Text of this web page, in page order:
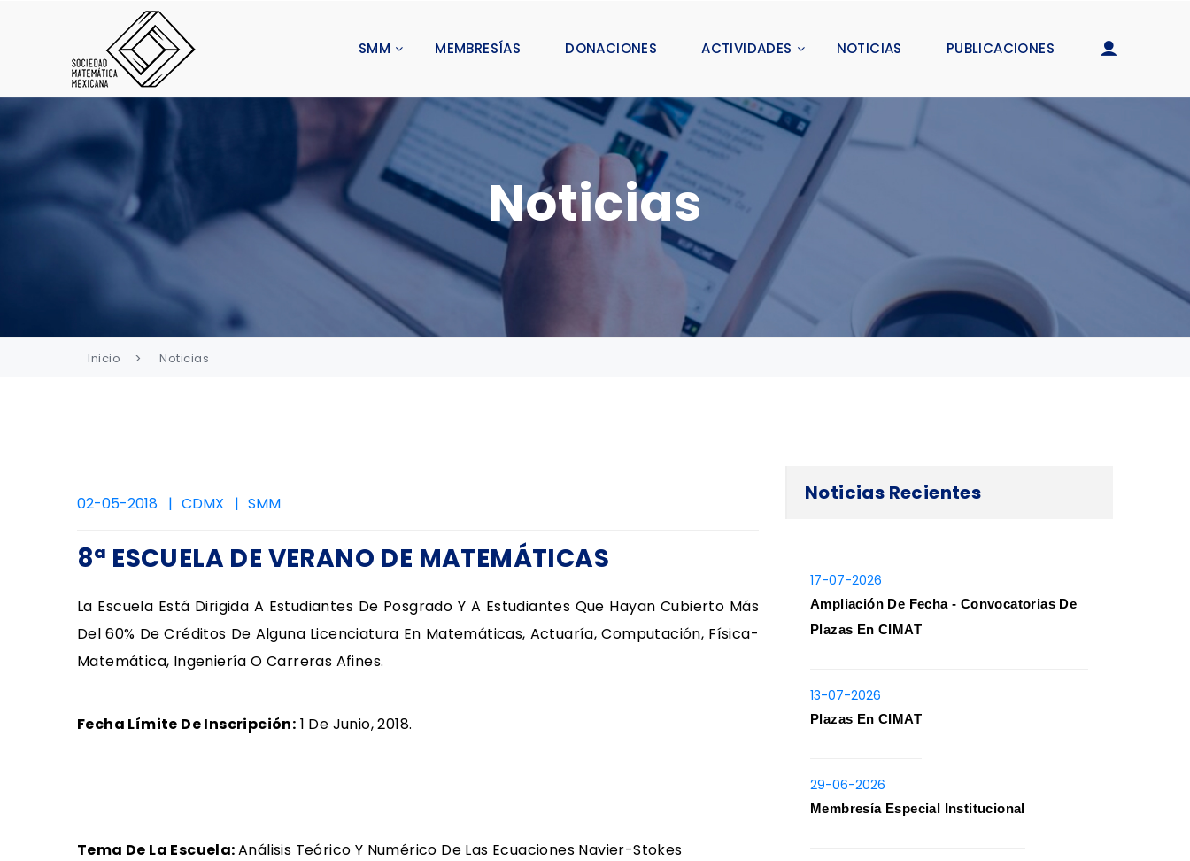
SMM MEMBRESÍAS DONACIONES ACTIVIDADES NOTICIAS PUBLICACIONES
Noticias
Inicio Noticias
02-05-2018 CDMX SMM
8ª ESCUELA DE VERANO DE MATEMÁTICAS
La Escuela Está Dirigida A Estudiantes De Posgrado Y A Estudiantes Que Hayan Cubierto Más
Del 60% De Créditos De Alguna Licenciatura En Matemáticas, Actuaría, Computación, Física-
Matemática, Ingeniería O Carreras Afines.
Fecha Límite De Inscripción: 1 De Junio, 2018.
Tema De La Escuela:Análisis Teórico Y Numérico De Las Ecuaciones Navier-Stokes
Noticias Recientes
17-07-2026
Ampliación De Fecha - Convocatorias De
Plazas En CIMAT
13-07-2026
Plazas En CIMAT
29-06-2026
Membresía Especial Institucional